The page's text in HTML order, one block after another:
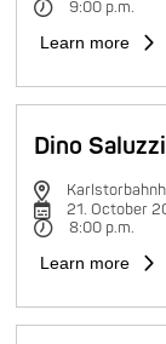
9:00 p.m.
Learn more
Dino
21. October
8:00 p.m.
Learn more